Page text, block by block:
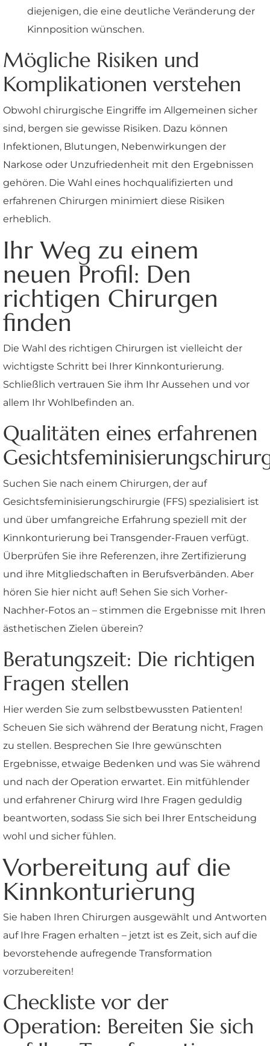
diejenigen, die eine deutliche Veränderung der
Kinnposition wünschen.
Mögliche Risiken und
Komplikationen verstehen
Obwohl chirurgische Eingriffe im Allgemeinen sicher
sind, bergen sie gewisse Risiken. Dazu können
Infektionen, Blutungen, Nebenwirkungen der
Narkose oder Unzufriedenheit mit den Ergebnissen
gehören. Die Wahl eines hochqualifizierten und
erfahrenen Chirurgen minimiert diese Risiken
erheblich.
Ihr Weg zu einem
neuen Profil: Den
richtigen Chirurgen
finden
Die Wahl des richtigen Chirurgen ist vielleicht der
wichtigste Schritt bei Ihrer Kinnkonturierung.
Schließlich vertrauen Sie ihm Ihr Aussehen und vor
allem Ihr Wohlbefinden an.
Qualitäten eines erfahrenen
Suchen Sie nach einem Chirurgen, der auf
Gesichtsfeminisierungschirurgie (FFS) spezialisiert ist
und über umfangreiche Erfahrung speziell mit der
Kinnkonturierung bei Transgender-Frauen verfügt.
Überprüfen Sie ihre Referenzen, ihre Zertifizierung
und ihre Mitgliedschaften in Berufsverbänden. Aber
hören Sie hier nicht auf! Sehen Sie sich Vorher-
Nachher-Fotos an – stimmen die Ergebnisse mit Ihren
ästhetischen Zielen überein?
Beratungszeit: Die richtigen
Fragen stellen
Hier werden Sie zum selbstbewussten Patienten!
Scheuen Sie sich während der Beratung nicht, Fragen
zu stellen. Besprechen Sie Ihre gewünschten
Ergebnisse, etwaige Bedenken und was Sie während
und nach der Operation erwartet. Ein mitfühlender
und erfahrener Chirurg wird Ihre Fragen geduldig
beantworten, sodass Sie sich bei Ihrer Entscheidung
wohl und sicher fühlen.
Vorbereitung auf die
Kinnkonturierung
Sie haben Ihren Chirurgen ausgewählt und Antworten
auf Ihre Fragen erhalten – jetzt ist es Zeit, sich auf die
bevorstehende aufregende Transformation
vorzubereiten!
Checkliste vor der
Operation: Bereiten Sie sich